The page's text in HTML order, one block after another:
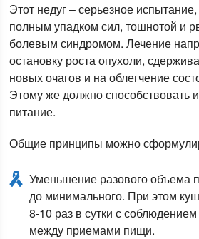
Этот недуг – серьезное
полным упадком сил, тошнотой и
болевым синдромом. Лечение
остановку роста опухоли,
новых очагов и на облегчение
Этому же должно способствовать
питание.
Общие принципы можно
Уменьшение разового объема
до минимального. При этом
8-10 раз в сутки с
между приемами пищи.